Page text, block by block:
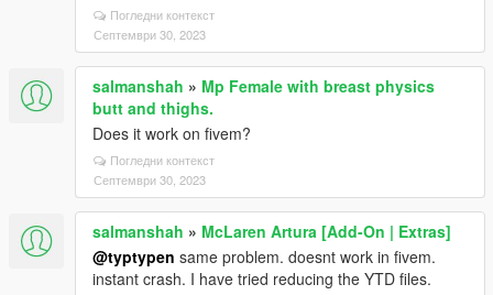
Погледни контекст
Септември 30, 2023
salmanshah » Mp Female with breast physics
butt and thighs.
Does it work on fivem?
Погледни контекст
Септември 30, 2023
salmanshah » McLaren Artura [Add-On | Extras]
@typtypen same problem. doesnt work in fivem.
instant crash. I have tried reducing the YTD files.